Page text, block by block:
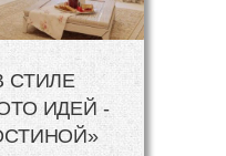
СТИЛЕ
ИДЕЙ -